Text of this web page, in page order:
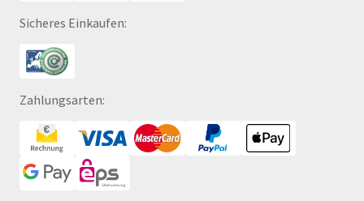
Sicheres Einkaufen:
Zahlungsarten: